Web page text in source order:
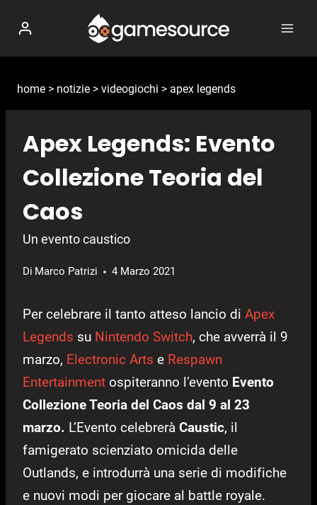
contenuto
home > notizie > videogiochi > apex legends
Apex Legends: Evento
Collezione Teoria del
Caos
Un evento caustico
Di Marco Patrizi 4 Marzo 2021
Per celebrare il tanto atteso lancio di Apex
Legends su Nintendo Switch, che avverrà il 9
marzo, Electronic Arts e Respawn
Entertainment ospiteranno l’evento Evento
Collezione Teoria del Caos dal 9 al 23
marzo. L’Evento celebrerà Caustic, il
famigerato scienziato omicida delle
Outlands, e introdurrà una serie di modifiche
e nuovi modi per giocare al battle royale.